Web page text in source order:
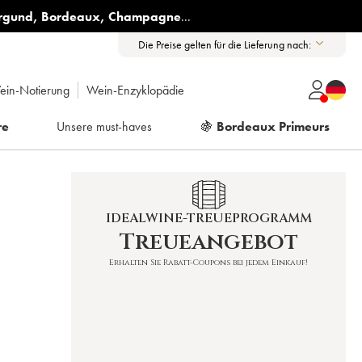
, Bordeaux, Champagne...
Die Preise gelten für die Lieferung nach:
Notierung Wein-Enzyklopädie
Unsere must-haves 🍇 Bordeaux Primeurs
IDEALWINE-TREUEPROGRAMM
Treueangebot
Erhalten Sie Rabatt-Coupons bei jedem Einkauf!